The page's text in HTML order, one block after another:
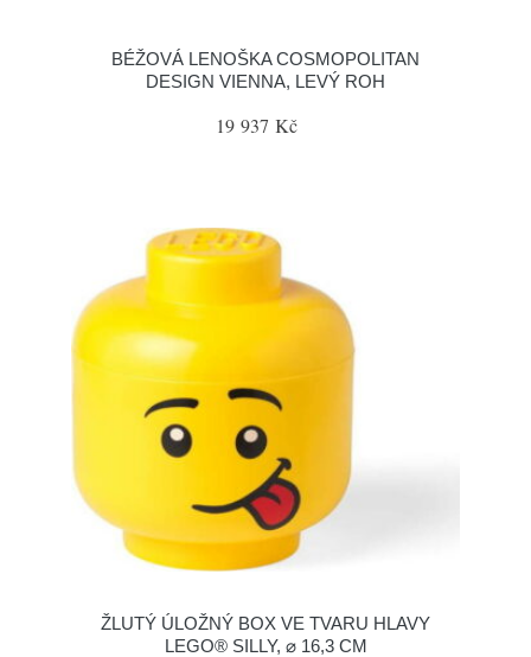
BÉŽOVÁ LENOŠKA COSMOPOLITAN
DESIGN VIENNA, LEVÝ ROH
19 937 Kč
ŽLUTÝ ÚLOŽNÝ BOX VE TVARU HLAVY
LEGO® SILLY, ⌀ 16,3 CM